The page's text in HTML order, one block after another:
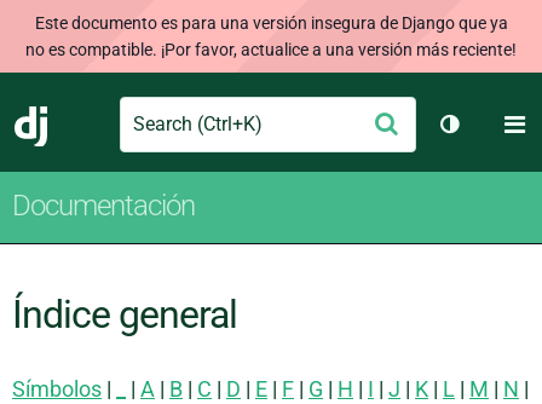
Este documento es para una versión insegura de Django que ya
no es compatible. ¡Por favor, actualice a una versión más reciente!
Django
Search Enviar
Cambiar
Documentación
Índice general
Símbolos | | A | B | C | D | E | F | G | H | I | J | K | L | M | N |